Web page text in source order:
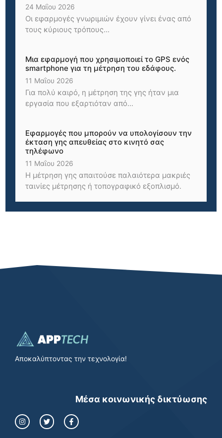
24 Μαΐου 2026
Οι εφαρμογές γνωριμιών έχουν γίνει ένας από
τους κύριους τρόπους...
Μια εφαρμογή που χρησιμοποιεί το GPS ενός
smartphone για τη μέτρηση του εδάφους.
11 Μαΐου 2026
Για πολύ καιρό, η μέτρηση της γης ήταν μια
εργασία που εξαρτιόταν από...
Εφαρμογές που μπορούν να υπολογίσουν την
έκταση γης απευθείας στο κινητό σας
τηλέφωνο
11 Μαΐου 2026
Η μέτρηση γης απαιτούσε παλαιότερα μακριές
ταινίες μέτρησης ή τοπογραφικό εξοπλισμό.
Αποκαλύπτοντας την τεχνολογία!
Μέσα κοινωνικής δικτύωσης